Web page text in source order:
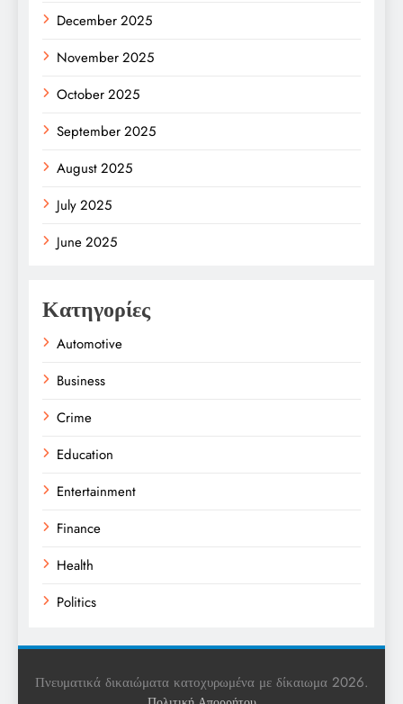
December 2025
November 2025
October 2025
September 2025
August 2025
July 2025
June 2025
Κατηγορίες
Automotive
Business
Crime
Education
Entertainment
Finance
Health
Politics
Science
Πνευματικά δικαιώματα κατοχυρωμένα με δίκαιωμα 2026.